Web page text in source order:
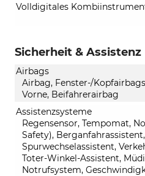
Volldigitales
Sicherheit & Assistenz
Airbags
Airbag, Fenster-/
Vorne, Beifahrerairbag
Assistenzsysteme
Regensensor, Tempomat,
Safety),
Spurwechselassistent,
Toter-Winkel-Assistent,
Notrufsystem,